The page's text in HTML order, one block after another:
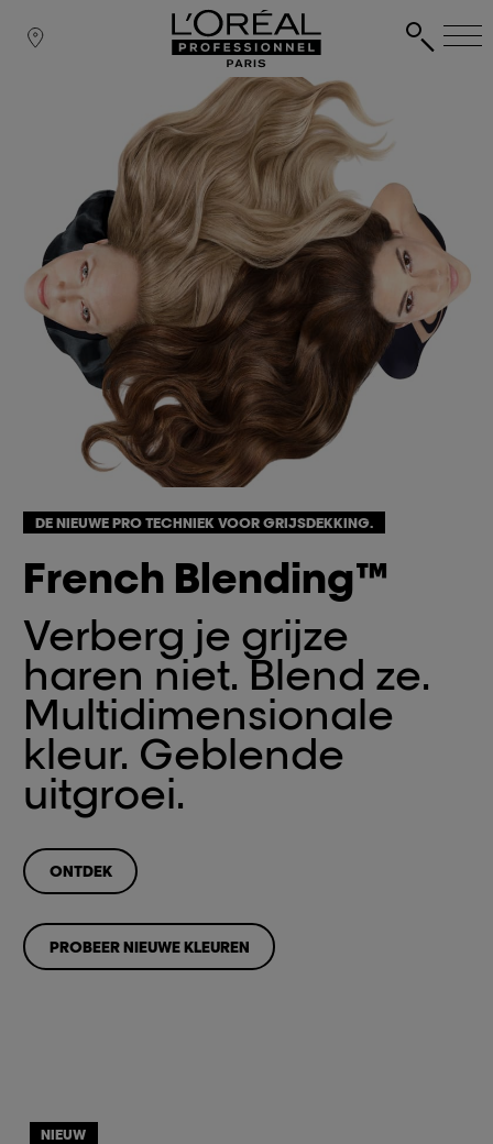
DE NIEUWE PRO TECHNIEK VOOR GRIJSDEKKING.
French Blending™
Verberg je grijze
haren niet. Blend ze.
Multidimensionale
kleur. Geblende
uitgroei.
ONTDEK
PROBEER NIEUWE KLEUREN
NIEUW